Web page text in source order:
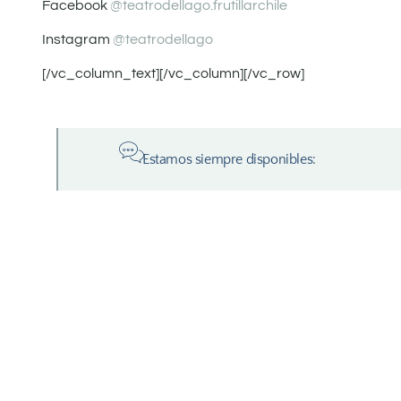
Facebook @teatrodellago.frutillarchile
Instagram @teatrodellago
[/vc_column_text][/vc_column][/vc_row]
Estamos siempre disponibles: